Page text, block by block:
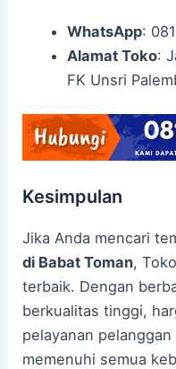
WhatsApp:
Alamat Toko:
FK Unsri
Kesimpulan
Jika Anda mencari
di Babat Toman,
terbaik. Dengan
berkualitas tinggi,
pelayanan
memenuhi semua